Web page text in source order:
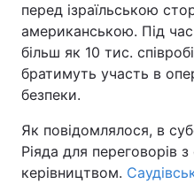
перед ізраїльською
американською. Під
більш як 10 тис.
братимуть участь в
безпеки.
Як повідомлялося, в
Ріяда для переговорів
керівництвом.